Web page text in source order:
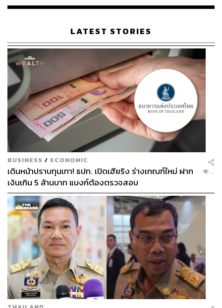
DERMAFORA สกินแคร์จากสวิตเซอร์แลนด์เปิดตัวครั้ง
แรกในประเทศไทย ผสานพลังวิทยาศาสตร์และ
ธรรมชาติเพื่อการดูแลผิว พัฒนาโดยเภสัชกรชาวสวิส
โดดเด่นด้วยน้ำจากเทือกเขาแอลป์ที่บริสุทธิ์ ส่วนผสม
จากการวิจัย Demo-cosmetic ทันสมัย อาทิ กรดไฮยาลู
โรนิก ไนอะซินาไมด์ วิตามินซี และวิตามินอี ผสานสาร
สกัดจากพืชสมุนไพรท้องถิ่นสวิตเซอร์แลนด์ ไฮไลต์
ผลิตภัณฑ์ได้แก่ Moisturising Booster Serum และ
Moisture Smoothing Cream Intense สำหรับผิวขาด
น้ำ, Anti-Aging Booster Serum, Anti-Dark Spot
Serum และ Anti-Wrinkle Eye Contour Gel สำหรับผิว
เรือนไทยที่ถูกซุกไว้
LATEST STORIES
BUSINESS / ECONOMIC
เดินหน้าปราบทุนเทา! ธปท. เปิดเฮียริง ร่างเกณฑ์ใหม่ ฝาก
เงินเกิน 5 ล้านบาท แบงก์ต้องตรวจสอบ
...